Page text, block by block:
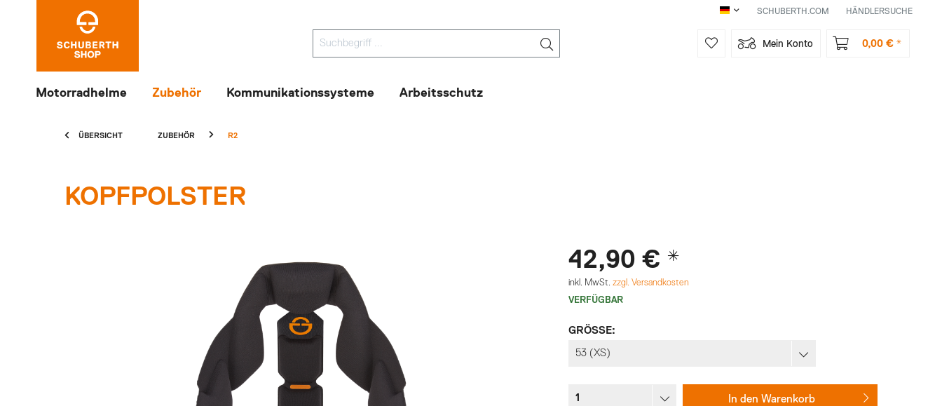
DE SCHUBERTH.COM HÄNDLERSUCHE
Mein Konto 0,00 € *
Motorradhelme Zubehör Kommunikationssysteme Arbeitsschutz
ÜBERSICHT ZUBEHÖR R2
KOPFPOLSTER
42,90 € *
inkl. MwSt.zzgl. Versandkosten
VERFÜGBAR
GRÖSSE:
In den Warenkorb